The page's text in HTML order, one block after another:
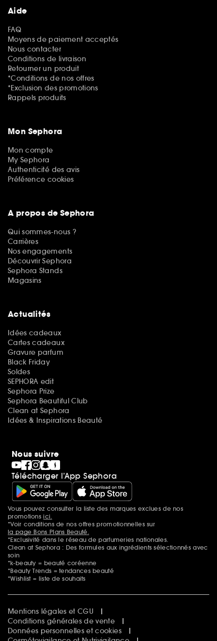
Aide
FAQ
Moyens de paiement acceptés
Nous contacter
Conditions de livraison
Retourner un produit
*Conditions de nos offres
*Exclusion des promotions
Rappels produits
Mon Sephora
Mon compte
My Sephora
Authenticité des avis
Préférence cookies
A propos de Sephora
Qui sommes-nous ?
Carrières
Nos engagements
Découvrir Sephora
Sephora Stands
Magasins
Actualités
Idées cadeaux
Cartes cadeaux
Gravure parfum
Black Friday
Soldes
SEPHORA edit
Sephora Prize
Sephora Beautiful Club
Clean at Sephora
Idées & Inspirations Beauté
Nous suivre
Télécharger l’App Sephora
Mentions additionnelles
Vous pouvez consulter la liste des marques exclues de nos
promotionsici.
*Voir conditions de nos offres promotionnelles sur
la page Bons Plans Beauté.
*Exclusivité dans le réseau de parfumeries nationales.
Clean at Sephora : Des formules aux ingrédients sélectionnés avec
soin
*k-beauty = beauté coréenne
*Beauty Trends = tendances beauté
*Wishlist = liste de souhaits
Mentions légales et CGU
Conditions générales de vente
Données personnelles et cookies